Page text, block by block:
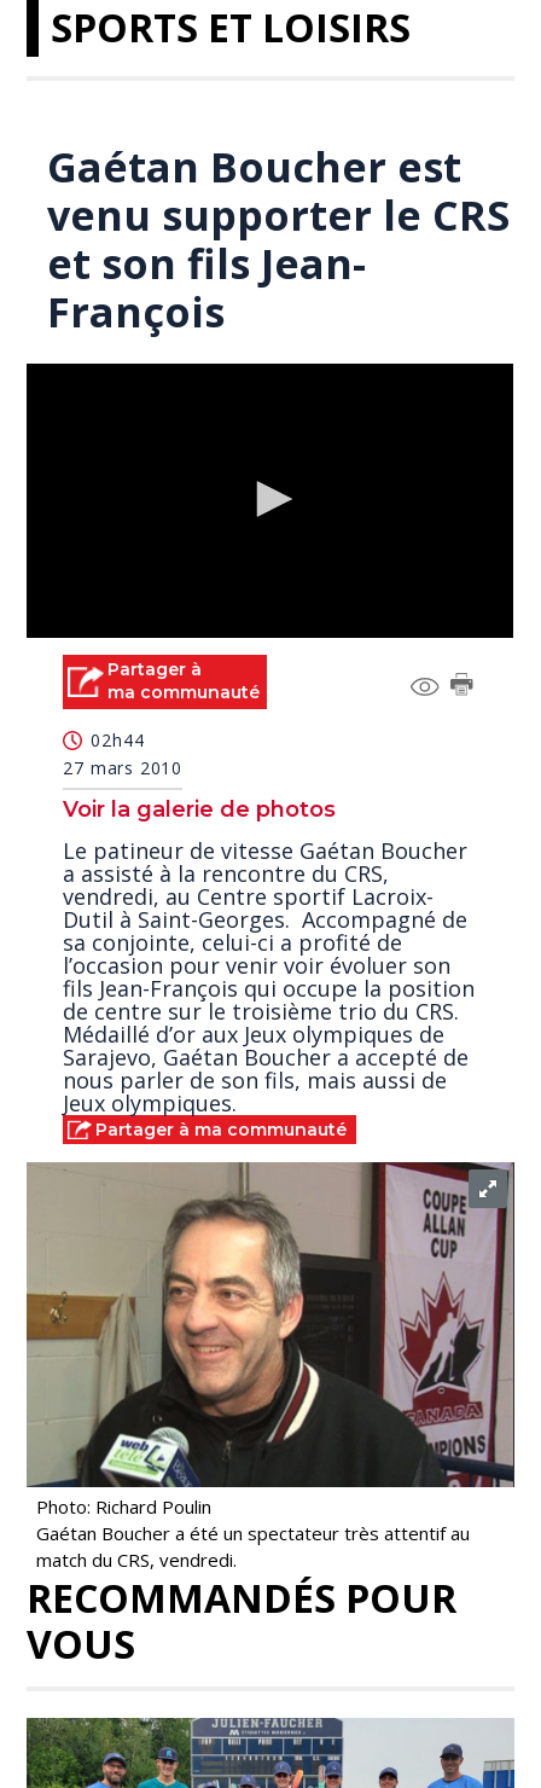
SPORTS ET LOISIRS
Gaétan Boucher est
venu supporter le CRS
et son fils Jean-
François
seconds Partager à
ma communauté
02h44
27 mars 2010
Voir la galerie de photos
Le patineur de vitesse Gaétan Boucher
a assisté à la rencontre du CRS,
vendredi, au Centre sportif Lacroix-
Dutil à Saint-Georges. Accompagné de
sa conjointe, celui-ci a profité de
l’occasion pour venir voir évoluer son
fils Jean-François qui occupe la position
de centre sur le troisième trio du CRS.
Médaillé d’or aux Jeux olympiques de
Sarajevo, Gaétan Boucher a accepté de
nous parler de son fils, mais aussi de
Jeux olympiques.
Partager à ma communauté
Photo: Richard Poulin
Gaétan Boucher a été un spectateur très attentif au
match du CRS, vendredi.
RECOMMANDÉS POUR
VOUS